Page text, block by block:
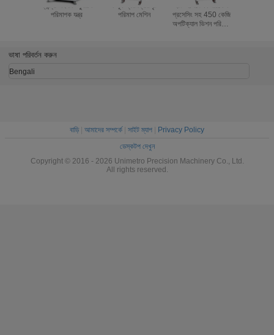
গ্যান্ট্রি টাইপ ভিজ্যুয়াল
পরিমাপক যন্ত্র
সম্পূর্ণ স্বয়ংক্রিয় দৃষ্টি
পরিমাপ মেশিন
হার্ড অক্সিডেশন সারফেস
প্রসেসিং সহ 450 কেজি
অপটিক্যাল ভিশন পরিমাপ
ভাষা পরিবর্তন করুন
Bengali
বাড়ি| আমাদের সম্পর্কে| সাইট ম্যাপ
Privacy Policy
ডেস্কটপ দেখুন
Copyright © 2016 - 2026 Unimetro Precision Machinery Co., Ltd.
All rights reserved.